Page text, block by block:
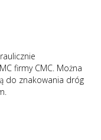
firmy CMC. Można
do znakowania dróg